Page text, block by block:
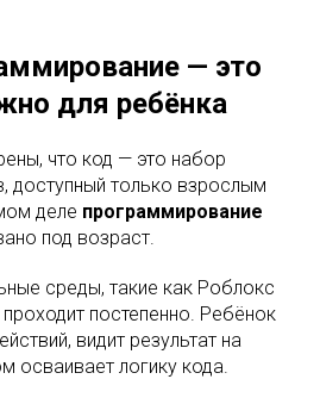
— это
для ребёнка
что код — это набор
доступный только взрослым
деле программирование
под возраст.
среды, такие как Роблокс
постепенно. Ребёнок
видит результат на
осваивает логику кода.